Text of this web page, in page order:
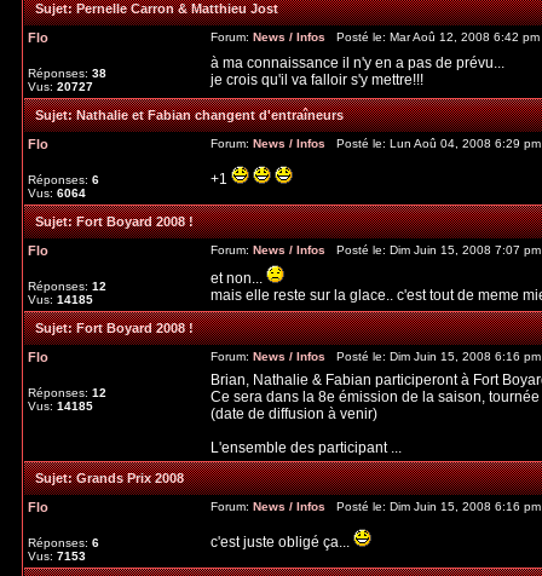
Sujet:Pernelle Carron & Matthieu Jost
Flo
Réponses: 38
Vus: 20727
Forum: News / Infos Posté le: Mar Aoû 12, 2008 6:42
à ma connaissance il n'y en a pas de prévu...
je crois qu'il va falloir s'y mettre!!!
Sujet:Nathalie et Fabian changent d'entraîneurs
Flo
Réponses: 6
Vus: 6064
Forum: News / Infos Posté le: Lun Aoû 04, 2008 6:29
+1
Sujet:Fort Boyard 2008 !
Flo
Réponses: 12
Vus: 14185
Forum: News / Infos Posté le: Dim Juin 15, 2008 7:07
et non...
mais elle reste sur la glace.. c'est tout de meme
Sujet:Fort Boyard 2008 !
Flo
Réponses: 12
Vus: 14185
Forum: News / Infos Posté le: Dim Juin 15, 2008 6:16
Brian, Nathalie & Fabian participeront à Fort
Ce sera dans la 8e émission de la saison,
(date de diffusion à venir)
L'ensemble des participant ...
Sujet:Grands Prix 2008
Flo
Réponses: 6
Vus: 7153
Forum: News / Infos Posté le: Dim Juin 15, 2008 6:16
c'est juste obligé ça...